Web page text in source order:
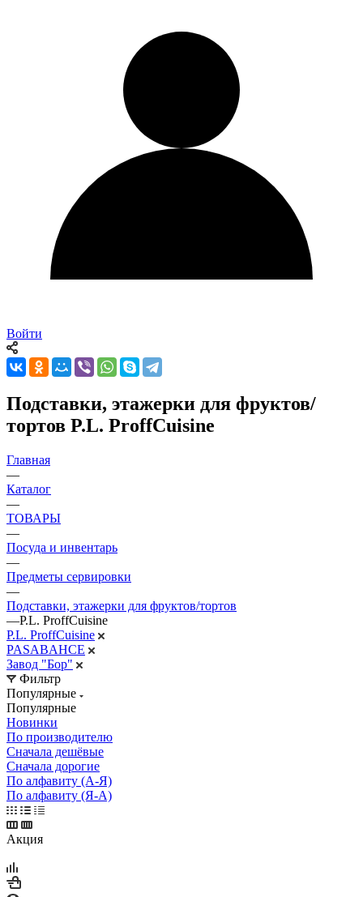
Войти
Подставки, этажерки для фруктов/
тортов P.L. ProffСuisine
Главная
—
Каталог
—
ТОВАРЫ
—
Посуда и инвентарь
—
Предметы сервировки
—
Подставки, этажерки для фруктов/тортов
—P.L. ProffСuisine
P.L. ProffСuisine
PASABAHCE
Завод "Бор"
Фильтр
Популярные
Популярные
Новинки
По производителю
Сначала дешёвые
Сначала дорогие
По алфавиту (А-Я)
По алфавиту (Я-А)
Акция